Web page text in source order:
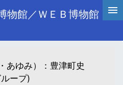
物館／ＷＥＢ博物館
あゆみ）：豊津町史
ープ)